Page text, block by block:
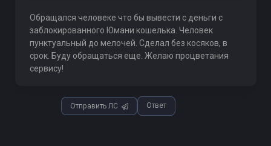
Обращался человеке что бы вывести с деньги с
заблокированного Юмани кошелька. Человек
пунктуальный до мелочей. Сделал без косяков, в
срок. Буду обращаться еще. Желаю процветания
сервису!
Отправить ЛС Ответ